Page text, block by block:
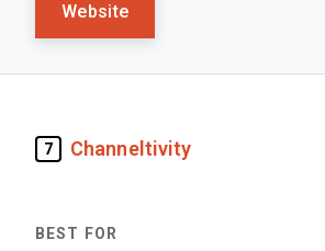
Website
7 Channeltivity